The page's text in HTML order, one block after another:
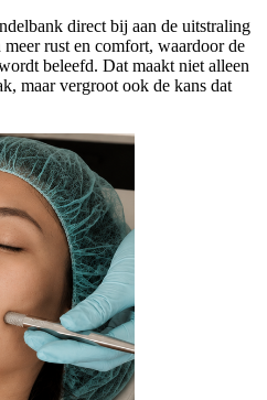
direct bij aan de uitstraling
rust en comfort, waardoor de
beleefd. Dat maakt niet alleen
maar vergroot ook de kans dat